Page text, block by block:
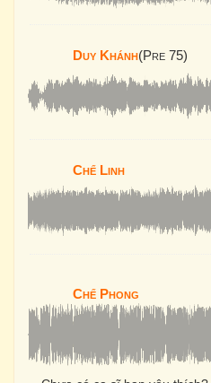
Duy Khánh(Pre 75)
Chế Linh
Chế Phong